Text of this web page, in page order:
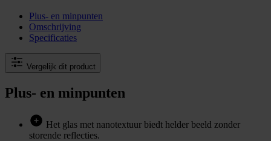
Plus- en minpunten
Omschrijving
Specificaties
Vergelijk dit product
Plus- en minpunten
Het glas met nanotextuur biedt helder beeld zonder
storende reflecties.